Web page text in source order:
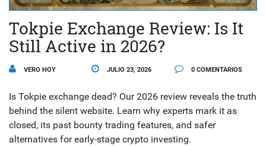
Tokpie Exchange Review: Is It
Still Active in 2026?
VERO HOY JULIO 23, 2026 0 COMENTARIOS
Is Tokpie exchange dead? Our 2026 review reveals the truth
behind the silent website. Learn why experts mark it as
closed, its past bounty trading features, and safer
alternatives for early-stage crypto investing.